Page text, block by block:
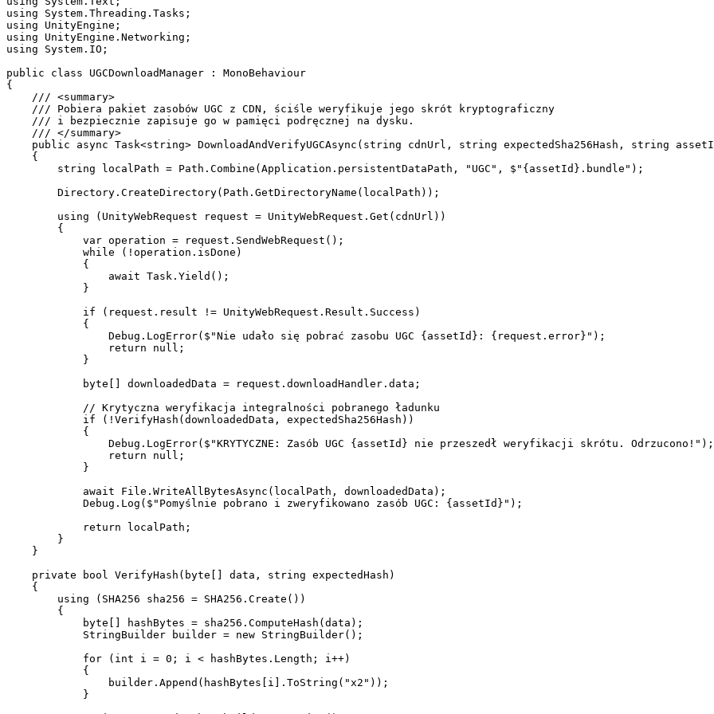
using System.Threading.Tasks;
using UnityEngine;
using UnityEngine.Networking;
using System.IO;
public class UGCDownloadManager : MonoBehaviour
{
    /// <summary>
    /// Pobiera pakiet zasobów UGC z CDN, ściśle weryfikuje jego skrót kryptograficzny
    /// i bezpiecznie zapisuje go w pamięci podręcznej na dysku.
    /// </summary>
public async Task<string> DownloadAndVerifyUGCAsync(string cdnUrl, string expectedSha256Hash, string
    {
        string localPath = Path.Combine(Application.persistentDataPath, "UGC", $"{assetId}.bundle");
        Directory.CreateDirectory(Path.GetDirectoryName(localPath));
        using (UnityWebRequest request = UnityWebRequest.Get(cdnUrl))
        {
            var operation = request.SendWebRequest();
            while (!operation.isDone)
            {
                await Task.Yield();
            }
            if (request.result != UnityWebRequest.Result.Success)
            {
                Debug.LogError($"Nie udało się pobrać zasobu UGC {assetId}: {request.error}");
                return null;
            }
            byte[] downloadedData = request.downloadHandler.data;
            // Krytyczna weryfikacja integralności pobranego ładunku
            if (!VerifyHash(downloadedData, expectedSha256Hash))
            {
                Debug.LogError($"KRYTYCZNE: Zasób UGC {assetId} nie przeszedł weryfikacji skrótu. Odrzucono!");
                return null;
            }
            await File.WriteAllBytesAsync(localPath, downloadedData);
            Debug.Log($"Pomyślnie pobrano i zweryfikowano zasób UGC: {assetId}");
            return localPath;
        }
    }
    private bool VerifyHash(byte[] data, string expectedHash)
    {
        using (SHA256 sha256 = SHA256.Create())
        {
            byte[] hashBytes = sha256.ComputeHash(data);
            StringBuilder builder = new StringBuilder();
            for (int i = 0; i < hashBytes.Length; i++)
            {
                builder.Append(hashBytes[i].ToString("x2"));
            }